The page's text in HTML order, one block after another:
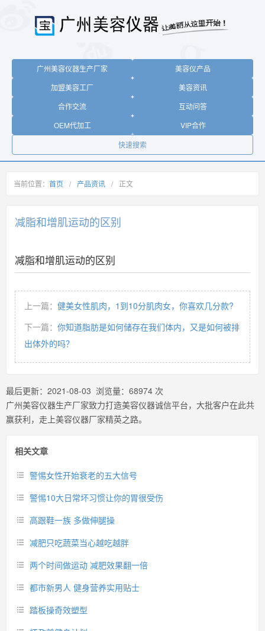
广州美容仪器生产厂家
美容仪产品
加盟美容工厂
美容资讯
合作交流
互动问答
OEM代加工
VIP合作
快速搜索
当前位置： 首页 / 产品资讯 / 正文
减脂和增肌运动的区别
减脂和增肌运动的区别
上一篇： 健美女性肌肉，1到10分肌肉女，你喜欢几分款?
下一篇： 你知道脂肪是如何储存在我们体内，又是如何被排
出体外的吗？
最后更新： 2021-08-03 浏览量： 68974 次
广州美容仪器生产厂家致力打造美容仪器诚信平台，大批客户在此共
赢获利，走上美容仪器厂家精英之路。
相关文章
警惕女性开始衰老的五大信号
警惕10大日常坏习惯让你的胃很受伤
高跟鞋一族 多做伸腿操
减肥只吃蔬菜当心越吃越胖
两个时间做运动 减肥效果翻一倍
都市新男人 健身营养实用贴士
踏板操奇效塑型